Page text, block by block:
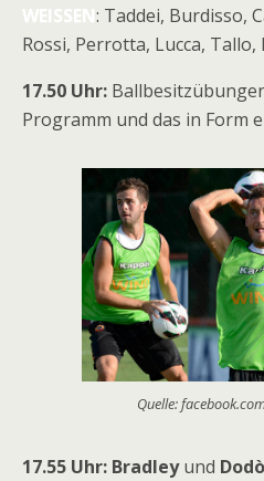
WEISSEN: Taddei, Burdisso,
Rossi, Perrotta, Lucca,
17.50 Uhr:
Programm und das in Form
Quelle:
17.55 Uhr: Bradleyund Dodò